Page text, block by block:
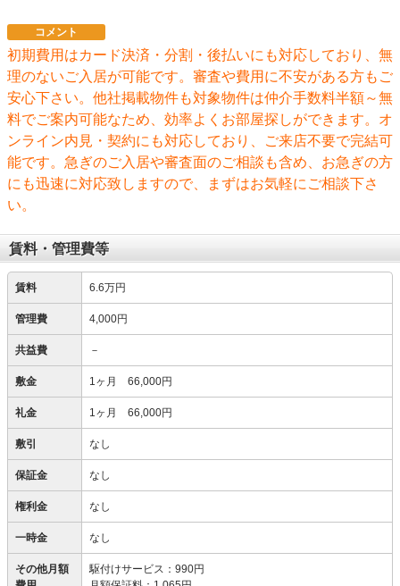
コメント
初期費用はカード決済・分割・後払いにも対応しており、無
理のないご入居が可能です。審査や費用に不安がある方もご
安心下さい。他社掲載物件も対象物件は仲介手数料半額～無
料でご案内可能なため、効率よくお部屋探しができます。オ
ンライン内見・契約にも対応しており、ご来店不要で完結可
能です。急ぎのご入居や審査面のご相談も含め、お急ぎの方
にも迅速に対応致しますので、まずはお気軽にご相談下さ
い。
賃料・管理費等
賃料 6.6万円
管理費 4,000円
共益費 －
敷金 1ヶ月 66,000円
礼金 1ヶ月 66,000円
敷引 なし
保証金 なし
権利金 なし
一時金 なし
その他月額
駆付けサービス ： 990円